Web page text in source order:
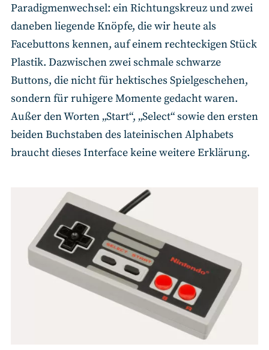
Paradigmenwechsel: ein Richtungskreuz und zwei
daneben liegende Knöpfe, die wir heute als
Facebuttons kennen, auf einem rechteckigen Stück
Plastik. Dazwischen zwei schmale schwarze
Buttons, die nicht für hektisches Spielgeschehen,
sondern für ruhigere Momente gedacht waren.
Außer den Worten „Start“, „Select“ sowie den ersten
beiden Buchstaben des lateinischen Alphabets
braucht dieses Interface keine weitere Erklärung.